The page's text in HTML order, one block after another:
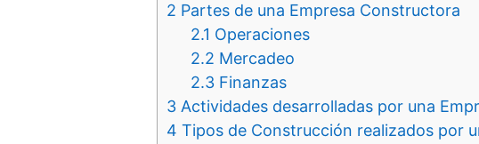
2 Partes de una Empresa Constructora
2.1 Operaciones
2.2 Mercadeo
2.3 Finanzas
3 Actividades desarrolladas por una
4 Tipos de Construcción realizados por